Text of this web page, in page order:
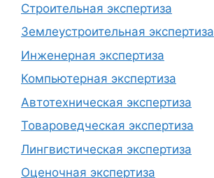
Строительная экспертиза
Землеустроительная экспертиза
Инженерная экспертиза
Компьютерная экспертиза
Автотехническая экспертиза
Товароведческая экспертиза
Лингвистическая экспертиза
Оценочная экспертиза